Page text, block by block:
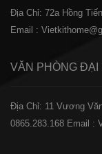
Địa Chỉ: 72a Hồng
Email :
VĂN PHÒNG ĐẠI
Địa Chỉ: 11 Vương
0865.283.168 Email :